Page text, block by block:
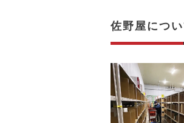
佐野屋につい